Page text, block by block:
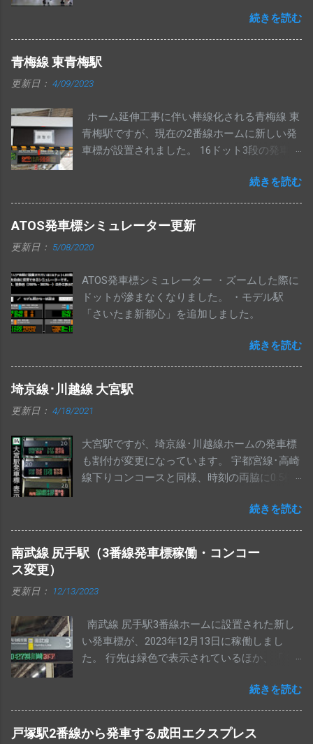
なりました。 いずれ撤去されるとは思ってい
ましたが、意外と長生きしたと思います。
旧西口にあった発車標と同じく、左側数桁分
がマルチカラーで表示される中央西改札の発
車標ですが、湘南新宿ライン等一部が新しい
は以前のものだったので、その後の交換と思
われます。 中央･総武各駅停車・中央線快速・
埼京線下りの発車標は変更ありません。 交換
続きを読む
青梅線 東青梅駅
更新日： 4/09/2023
ホーム延伸工事に伴い棒線化される青梅線 東
青梅駅ですが、現在の2番線ホームに新しい発
車標が設置されました。 16ドット3段の発車標
続きを読む
ATOS発車標シミュレーター更新
更新日： 5/08/2020
ATOS発車標シミュレーター ・ズームした際に
ドットが滲まなくなりました。 ・モデル駅
「さいたま新都心」を追加しました。
続きを読む
埼京線･川越線 大宮駅
更新日： 4/18/2021
大宮駅ですが、埼京線･川越線ホームの発車標
も割付が変更になっています。 宇都宮線･高崎
線下りコンコースと同様、時刻の両脇に0.5桁
す。 始発表示は、路線名と交互に設定されて
います。 せっかくなので、過去の表示もまと
めてみました。
続きを読む
南武線 尻手駅（3番線発車標稼働・コンコー
ス変更）
更新日： 12/13/2023
南武線 尻手駅3番線ホームに設置された新し
い発車標が、2023年12月13日に稼働しまし
た。 行先は緑色で表示されているほか、「 3
示から左下に1ドットずつ寄っています。 尻手
駅発車標「 4ドア 」の表示です。 こちらも他
駅のものから、1ドットずつ左下に寄っていま
続きを読む
戸塚駅2番線から発車する成田エクスプレス